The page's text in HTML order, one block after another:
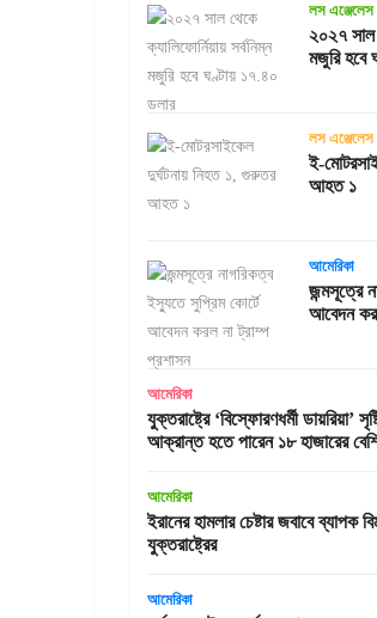
লস এঞ্জেলেস
২০২৭ সাল
মজুরি হবে
লস এঞ্জেলেস
ই-
আহত ১
আমেরিকা
জন্মসূত্রে
আবেদন
আমেরিকা
যুক্তরাষ্ট্রে ‘বিস্ফোরণধর্মী ডায়রিয়া’
আক্রান্ত হতে পারেন ১৮ হাজারের
আমেরিকা
ইরানের হামলার চেষ্টার জবাবে ব্যাপক
যুক্তরাষ্ট্রের
আমেরিকা